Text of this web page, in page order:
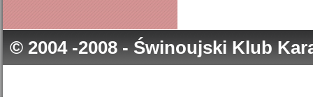
© 2004 -2008 - Świnoujski Klub